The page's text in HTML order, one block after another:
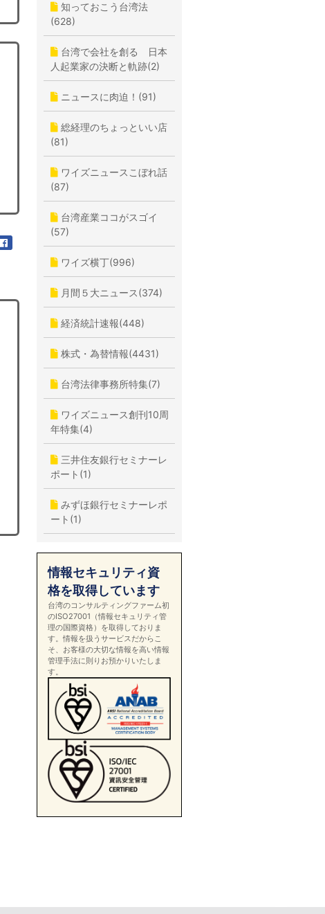
知っておこう台湾法
(628)
台湾で会社を創る 日本
人起業家の決断と軌跡(2)
ニュースに肉迫！(91)
総経理のちょっといい店
(81)
ワイズニュースこぼれ話
(87)
台湾産業ココがスゴイ
(57)
ワイズ横丁(996)
月間５大ニュース(374)
経済統計速報(448)
株式・為替情報(4431)
台湾法律事務所特集(7)
ワイズニュース創刊10周
年特集(4)
三井住友銀行セミナーレ
ポート(1)
みずほ銀行セミナーレポ
ート(1)
情報セキュリティ資
格を取得しています
台湾のコンサルティングファーム初
のISO27001（情報セキュリティ管
理の国際資格）を取得しておりま
す。情報を扱うサービスだからこ
そ、お客様の大切な情報を高い情報
管理手法に則りお預かりいたしま
す。